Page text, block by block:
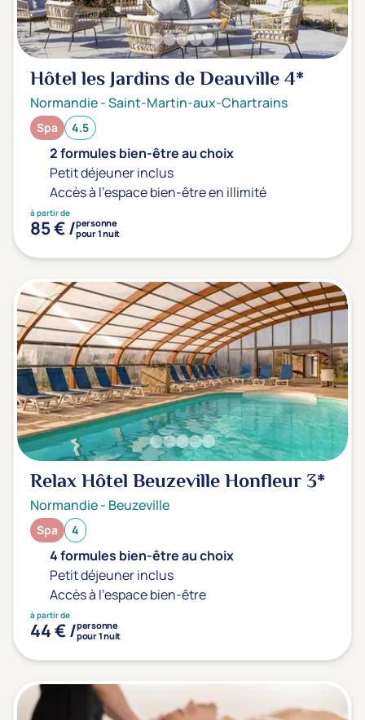
Transports & hébergement
Soins sans hébergement
(0)
Hôtel les Jardins de Deauville4*
Normandie-Saint-Martin-aux-Chartrains
Spa 4.5
2 formules bien-être au choix
Petit déjeuner inclus
Accès à l'espace bien-être en illimité
à partir de
85 € /personne
pour 1 nuit
Relax Hôtel Beuzeville Honfleur3*
Normandie- Beuzeville
Spa 4
4 formules bien-être au choix
Petit déjeuner inclus
Accès à l'espace bien-être
à partir de
44 € /personne
pour 1 nuit